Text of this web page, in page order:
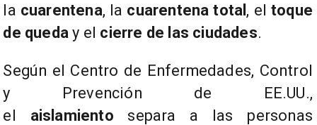
la cuarentena, la cuarentena total , el toque
de queda y el cierre de las ciudades.
Según el Centro de Enfermedades, Control
y Prevención de EE.UU.,
el aislamiento separa a las personas